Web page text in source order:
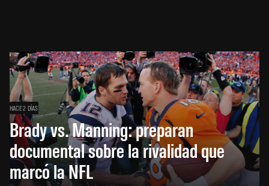
HACE 2 DÍAS
Brady vs. Manning: preparan
documental sobre la rivalidad que
marcó la NFL